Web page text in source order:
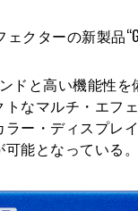
クターの新製品
ンドと高い機能
なマルチ・エフ
ー・ディスプレ
能となっている。